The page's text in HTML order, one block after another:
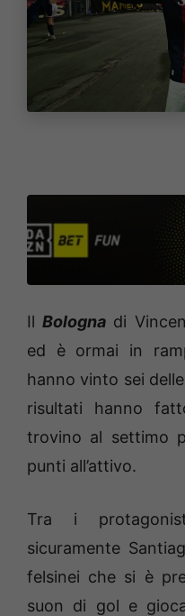
IlBologna di
ed è ormai in
hanno vinto sei
risultati hanno
trovino al settimo
punti all’attivo.
Tra i
sicuramente
felsinei che si è
suon di gol e